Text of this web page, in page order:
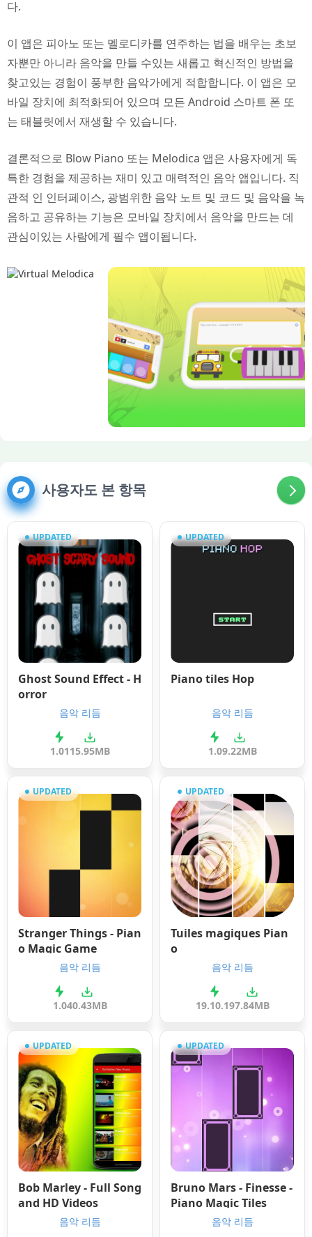
다.
이 앱은 피아노 또는 멜로디카를 연주하는 법을 배우는 초보
자뿐만 아니라 음악을 만들 수있는 새롭고 혁신적인 방법을
찾고있는 경험이 풍부한 음악가에게 적합합니다. 이 앱은 모
바일 장치에 최적화되어 있으며 모든 Android 스마트 폰 또
는 태블릿에서 재생할 수 있습니다.
결론적으로 Blow Piano 또는 Melodica 앱은 사용자에게 독
특한 경험을 제공하는 재미 있고 매력적인 음악 앱입니다. 직
관적 인 인터페이스, 광범위한 음악 노트 및 코드 및 음악을 녹
음하고 공유하는 기능은 모바일 장치에서 음악을 만드는 데
관심이있는 사람에게 필수 앱이됩니다.
사용자도 본 항목
UPDATED
Ghost Sound Effect - H
orror
음악 리듬
1.0115.95MB
UPDATED
Piano tiles Hop
음악 리듬
1.09.22MB
UPDATED
Stranger Things - Pian
o Magic Game
음악 리듬
1.040.43MB
UPDATED
Tuiles magiques Pian
o
음악 리듬
19.10.197.84MB
UPDATED
Bob Marley - Full Song
and HD Videos
음악 리듬
UPDATED
Bruno Mars - Finesse -
Piano Magic Tiles
음악 리듬